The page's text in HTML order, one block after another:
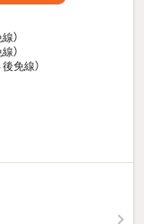
）
）
免線）